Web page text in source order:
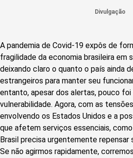
Divulgação
A pandemia de Covid-19 expôs de
fragilidade da economia brasileira
deixando claro o quanto o país ainda
estrangeiros para manter seu
entanto, apesar dos alertas, pouco
vulnerabilidade. Agora, com as
envolvendo os Estados Unidos e a
que afetem serviços essenciais,
Brasil precisa urgentemente repensar
Se não agirmos rapidamente,